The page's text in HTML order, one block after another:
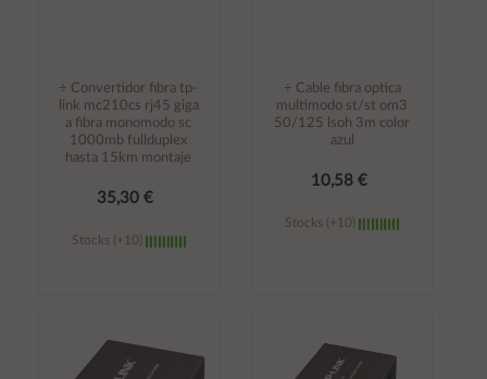
÷ Convertidor fibra tp-
link mc210cs rj45 giga
a fibra monomodo sc
1000mb fullduplex
hasta 15km montaje
35,30 €
Stocks (+10)
carrito
÷ Cable fibra optica
multimodo st/st om3
50/125 lsoh 3m color
azul
10,58 €
Stocks (+10)
carrito